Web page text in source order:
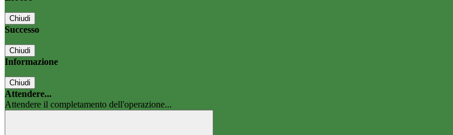
Chiudi
Successo
Chiudi
Informazione
Chiudi
Attendere...
Attendere il completamento dell'operazione...